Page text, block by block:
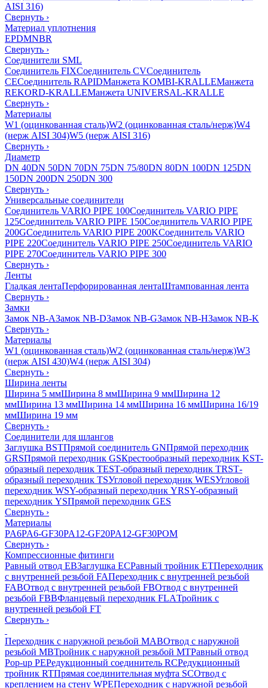
AISI 316)
Свернуть ›
Материал уплотнения
EPDMNBR
Свернуть ›
Соединители SML
Соединитель FIXСоединитель CVСоединитель
CEСоединитель RAPIDМанжета KOMBI-KRALLEМанжета
REKORD-KRALLEМанжета UNIVERSAL-KRALLE
Свернуть ›
Материалы
W1 (оцинкованная сталь)W2 (оцинкованная сталь/нерж)W4
(нерж AISI 304)W5 (нерж AISI 316)
Свернуть ›
Диаметр
DN 40DN 50DN 70DN 75DN 75/80DN 80DN 100DN 125DN
150DN 200DN 250DN 300
Свернуть ›
Универсальные соединители
Соединитель VARIO PIPE 100Соединитель VARIO PIPE
125Соединитель VARIO PIPE 150Соединитель VARIO PIPE
200GСоединитель VARIO PIPE 200KСоединитель VARIO
PIPE 220Соединитель VARIO PIPE 250Соединитель VARIO
PIPE 270Соединитель VARIO PIPE 300
Свернуть ›
Ленты
Гладкая лентаПерфорированная лентаШтампованная лента
Свернуть ›
Замки
Замок NB-AЗамок NB-DЗамок NB-GЗамок NB-HЗамок NB-K
Свернуть ›
Материалы
W1 (оцинкованная сталь)W2 (оцинкованная сталь/нерж)W3
(нерж AISI 430)W4 (нерж AISI 304)
Свернуть ›
Ширина ленты
Ширина 5 ммШирина 8 ммШирина 9 ммШирина 12
ммШирина 13 ммШирина 14 ммШирина 16 ммШирина 16/19
ммШирина 19 мм
Свернуть ›
Соединители для шлангов
Заглушка BSTПрямой соединитель GNПрямой переходник
GRSПрямой переходник GSКрестообразный переходник KST-
образный переходник TESТ-образный переходник TRSТ-
образный переходник TSУгловой переходник WESУгловой
переходник WSY-образный переходник YRSY-образный
переходник YSПрямой переходник GES
Свернуть ›
Материалы
PA6PA6-GF30PA12-GF20PA12-GF30POM
Свернуть ›
Компрессионные фитинги
Равный отвод EBЗаглушка ECРавный тройник ETПереходник
с внутренней резьбой FAПереходник с внутренней резьбой
FABОтвод с внутренней резьбой FBОтвод с внутренней
резьбой FBBФланцевый переходник FLAТройник с
внутренней резьбой FT
Свернуть ›
Переходник с наружной резьбой MABОтвод с наружной
резьбой MBТройник с наружной резьбой MTРавный отвод
Pop-up PEРедукционный соединитель RCРедукционный
тройник RTПрямая соединительная муфта SCОтвод с
креплением на стену WPEПереходник с наружной резьбой